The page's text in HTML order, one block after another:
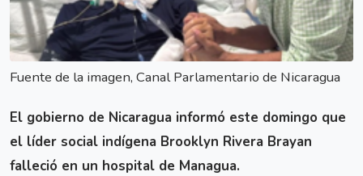
Fuente de la imagen, Canal Parlamentario de Nicaragua
El gobierno de Nicaragua informó este domingo que
el líder social indígena Brooklyn Rivera Brayan
falleció en un hospital de Managua.